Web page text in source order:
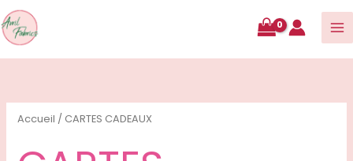
contenu
Accueil / CARTES CADEAUX